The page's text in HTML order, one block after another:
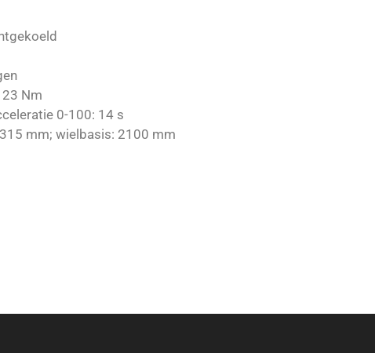
Nm
0-100: 14 s
mm; wielbasis: 2100 mm